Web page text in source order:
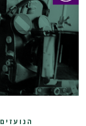
הנועזים